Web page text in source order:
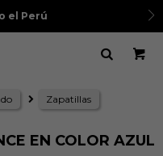
el Perú
Zapatillas
EN COLOR AZUL